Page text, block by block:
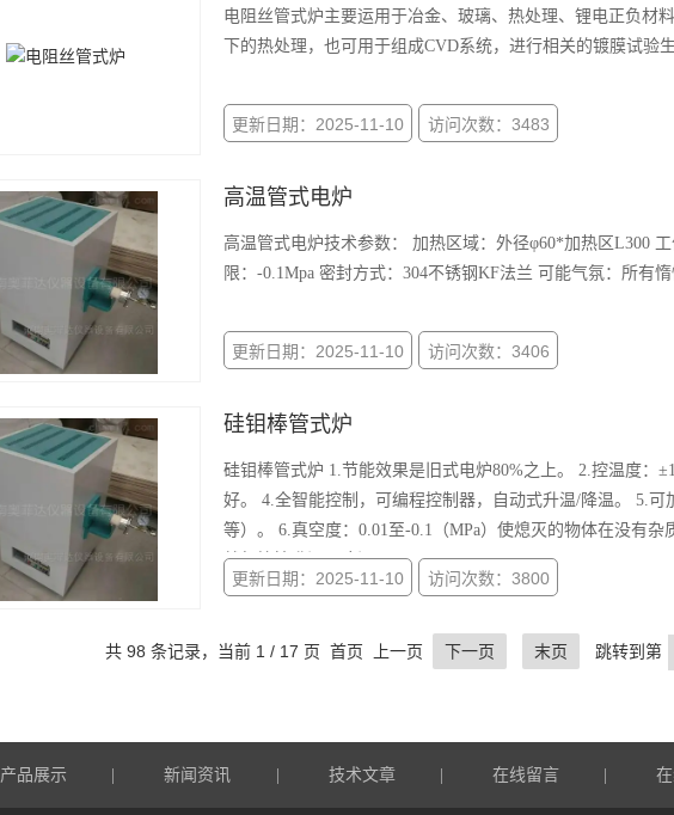
电阻丝管式炉主要运用于冶金、玻璃、热处理、锂电正负材
下的热处理，也可用于组成CVD系统，进行相关的镀膜试验生
更新日期：2025-11-10 访问次数：3483
高温管式电炉
高温管式电炉技术参数： 加热区域：外径φ60*加热区L300
限：-0.1Mpa 密封方式：304不锈钢KF法兰 可能气氛：所有
更新日期：2025-11-10 访问次数：3406
硅钼棒管式炉
硅钼棒管式炉 1.节能效果是旧式电炉80%之上。 2.控温度
好。 4.全智能控制，可编程控制器，自动式升温/降温。 5.
等）。 6.真空度：0.01至-0.1（MPa）使熄灭的物体在没有
就行快捷升温、降温。
更新日期：2025-11-10 访问次数：3800
共 98 条记录，当前 1 / 17 页 首页 上一页 下一页 末页 跳转到第
产品展示 新闻资讯 技术文章 在线留言